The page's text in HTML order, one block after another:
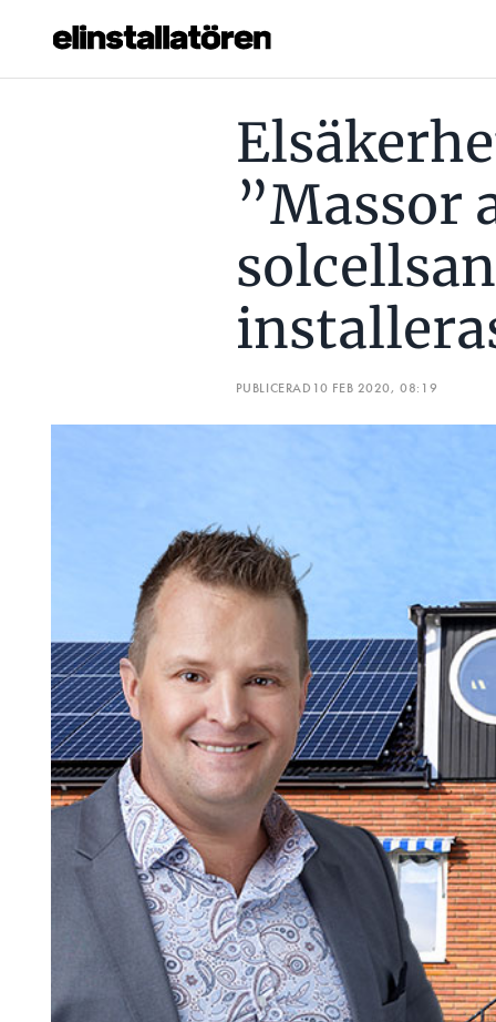
Hantera prenumeration
Om tidningen
SEARCH
”Massor
PUBLICERAD 10 FEB 2020, 08:19
ELSÄKERHETSEXPERTEN: ”MASSOR AV